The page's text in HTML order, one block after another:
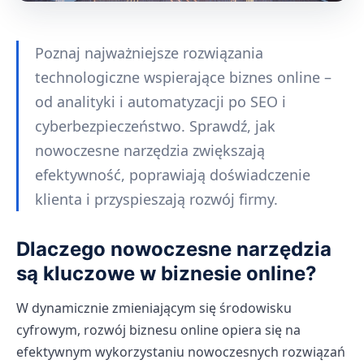
Poznaj najważniejsze rozwiązania
technologiczne wspierające biznes online –
od analityki i automatyzacji po SEO i
cyberbezpieczeństwo. Sprawdź, jak
nowoczesne narzędzia zwiększają
efektywność, poprawiają doświadczenie
klienta i przyspieszają rozwój firmy.
Dlaczego nowoczesne narzędzia
są kluczowe w biznesie online?
W dynamicznie zmieniającym się środowisku
cyfrowym, rozwój biznesu online opiera się na
efektywnym wykorzystaniu nowoczesnych rozwiązań